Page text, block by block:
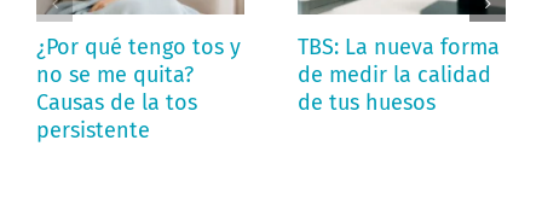
¿Por qué tengo tos y
no se me quita?
Causas de la tos
persistente
TBS: La nueva forma
de medir la calidad
de tus huesos